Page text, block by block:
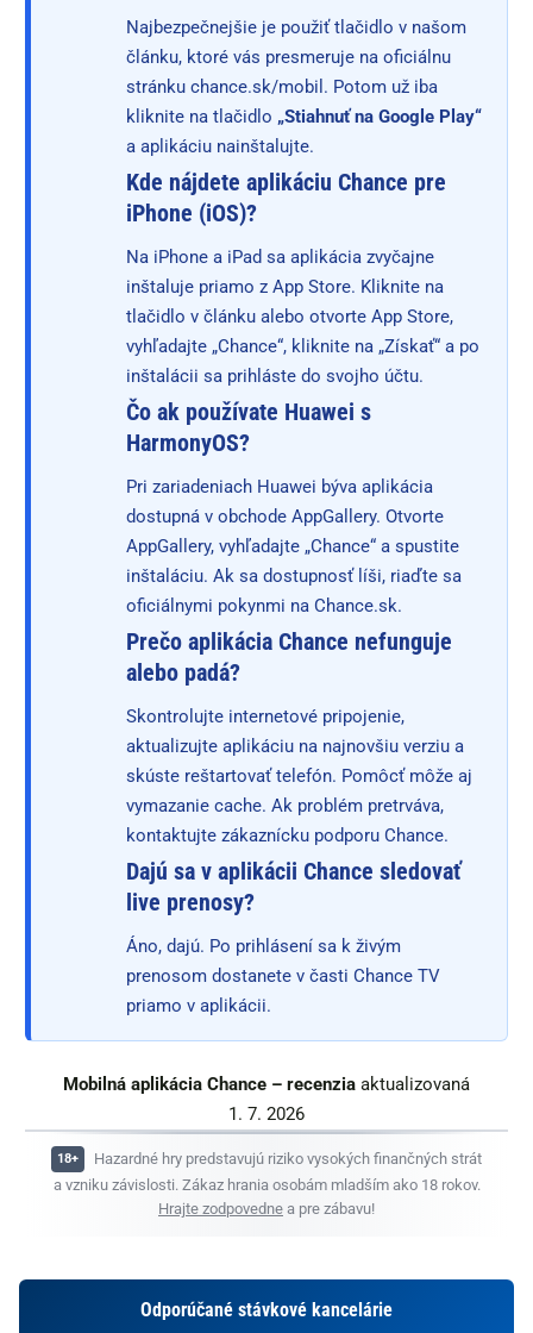
Najbezpečnejšie je použiť tlačidlo v našom
článku, ktoré vás presmeruje na oficiálnu
stránku chance.sk/mobil. Potom už iba
kliknite na tlačidlo „Stiahnuť na Google Play“
a aplikáciu nainštalujte.
Kde nájdete aplikáciu Chance pre
iPhone (iOS)?
Na iPhone a iPad sa aplikácia zvyčajne
inštaluje priamo z App Store. Kliknite na
tlačidlo v článku alebo otvorte App Store,
vyhľadajte „Chance“, kliknite na „Získať“ a po
inštalácii sa prihláste do svojho účtu.
Čo ak používate Huawei s
HarmonyOS?
Pri zariadeniach Huawei býva aplikácia
dostupná v obchode AppGallery. Otvorte
AppGallery, vyhľadajte „Chance“ a spustite
inštaláciu. Ak sa dostupnosť líši, riaďte sa
oficiálnymi pokynmi na Chance.sk.
Prečo aplikácia Chance nefunguje
alebo padá?
Skontrolujte internetové pripojenie,
aktualizujte aplikáciu na najnovšiu verziu a
skúste reštartovať telefón. Pomôcť môže aj
vymazanie cache. Ak problém pretrváva,
kontaktujte zákaznícku podporu Chance.
Dajú sa v aplikácii Chance sledovať
live prenosy?
Áno, dajú. Po prihlásení sa k živým
prenosom dostanete v časti Chance TV
priamo v aplikácii.
Mobilná aplikácia Chance – recenzia aktualizovaná
1. 7. 2026
Hazardné hry predstavujú riziko vysokých finančných strát
a vzniku závislosti. Zákaz hrania osobám mladším ako 18 rokov.
Hrajte zodpovedne a pre zábavu!
Odporúčané stávkové kancelárie